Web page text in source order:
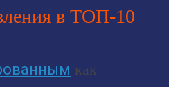
в ТОП-10
как